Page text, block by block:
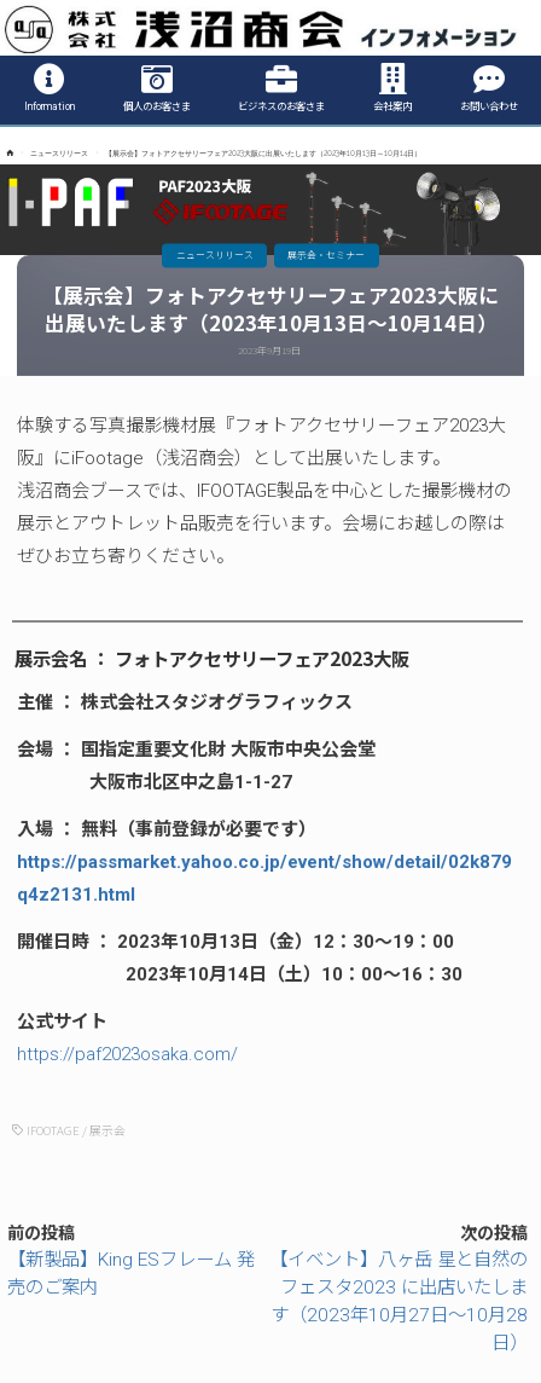
Information
Information 個人のお客さま ビジネスのお客さま 会社案内 お問い合わせ
ニュースリリース 【展示会】フォトアクセサリーフェア2023大阪に出展いたします（2023年10月13日～10月14日）
【展示会】フォトアクセサリーフェア2023大阪に
出展いたします（2023年10月13日～10月14日）
2023年9月19日
ニュースリリース 展示会・セミナー
体験する写真撮影機材展『フォトアクセサリーフェア2023大
阪』にiFootage（浅沼商会）として出展いたします。
浅沼商会ブースでは、IFOOTAGE製品を中心とした撮影機材の
展示とアウトレット品販売を行います。会場にお越しの際は
ぜひお立ち寄りください。
展示会名 ： フォトアクセサリーフェア2023大阪
主催 ： 株式会社スタジオグラフィックス
会場 ： 国指定重要文化財 大阪市中央公会堂
大阪市北区中之島1-1-27
入場 ： 無料（事前登録が必要です）
https://passmarket.yahoo.co.jp/event/show/detail/02k879
q4z2131.html
開催日時 ： 2023年10月13日（金）12：30～19：00
2023年10月14日（土）10：00～16：30
公式サイト
https://paf2023osaka.com/
IFOOTAGE /展示会
前の投稿
【新製品】King ESフレーム 発
売のご案内
次の投稿
【イベント】八ヶ岳 星と自然の
フェスタ2023 に出店いたしま
す（2023年10月27日～10月28
日）